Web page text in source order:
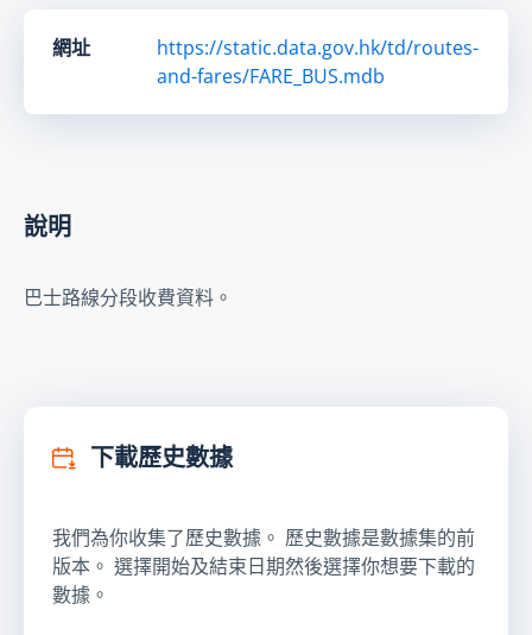
網址
https://static.data.gov.hk/td/routes-
and-fares/FARE_BUS.mdb
說明
巴士路線分段收費資料。
下載歷史數據
我們為你收集了歷史數據。 歷史數據是數據集的前
版本。 選擇開始及結束日期然後選擇你想要下載的
數據。